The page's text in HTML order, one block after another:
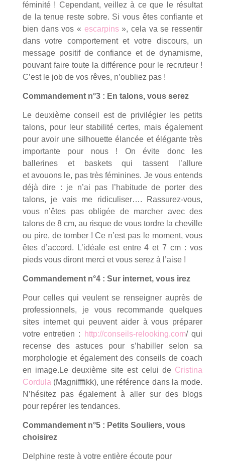
féminité ! Cependant, veillez à ce que le résultat
de la tenue reste sobre. Si vous êtes confiante et
bien dans vos « escarpins», cela va se ressentir
dans votre comportement et votre discours, un
message positif de confiance et de dynamisme,
pouvant faire toute la différence pour le recruteur !
C’est le job de vos rêves, n’oubliez pas !
Commandement n°3 : En talons, vous serez
Le deuxième conseil est de privilégier les petits
talons, pour leur stabilité certes, mais également
pour avoir une silhouette élancée et élégante très
importante pour nous ! On évite donc les
ballerines et baskets qui tassent l’allure
et avouons le, pas très féminines. Je vous entends
déjà dire : je n’ai pas l’habitude de porter des
talons, je vais me ridiculiser…. Rassurez-vous,
vous n’êtes pas obligée de marcher avec des
talons de 8 cm, au risque de vous tordre la cheville
ou pire, de tomber ! Ce n’est pas le moment, vous
êtes d’accord. L’idéale est entre 4 et 7 cm : vos
pieds vous diront merci et vous serez à l’aise !
Commandement n°4 : Sur internet, vous irez
Pour celles qui veulent se renseigner auprès de
professionnels, je vous recommande quelques
sites internet qui peuvent aider à vous préparer
votre entretien :
http://conseils-relooking.com/ qui
recense des astuces pour s’habiller selon sa
morphologie et également des conseils de coach
en image.Le deuxième site est celui de Cristina
Cordula(Magnifffikk), une référence dans la mode.
N’hésitez pas également à aller sur des blogs
pour repérer les tendances.
Commandement n°5 : Petits Souliers, vous
choisirez
Delphine reste à votre entière écoute pour